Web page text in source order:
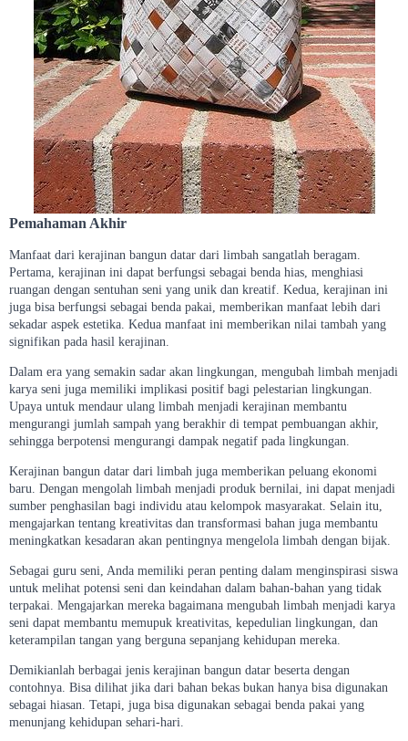
Pemahaman Akhir
Manfaat dari kerajinan bangun datar dari limbah sangatlah beragam.
Pertama, kerajinan ini dapat berfungsi sebagai benda hias, menghiasi
ruangan dengan sentuhan seni yang unik dan kreatif. Kedua, kerajinan ini
juga bisa berfungsi sebagai benda pakai, memberikan manfaat lebih dari
sekadar aspek estetika. Kedua manfaat ini memberikan nilai tambah yang
signifikan pada hasil kerajinan.
Dalam era yang semakin sadar akan lingkungan, mengubah limbah menjadi
karya seni juga memiliki implikasi positif bagi pelestarian lingkungan.
Upaya untuk mendaur ulang limbah menjadi kerajinan membantu
mengurangi jumlah sampah yang berakhir di tempat pembuangan akhir,
sehingga berpotensi mengurangi dampak negatif pada lingkungan.
Kerajinan bangun datar dari limbah juga memberikan peluang ekonomi
baru. Dengan mengolah limbah menjadi produk bernilai, ini dapat menjadi
sumber penghasilan bagi individu atau kelompok masyarakat. Selain itu,
mengajarkan tentang kreativitas dan transformasi bahan juga membantu
meningkatkan kesadaran akan pentingnya mengelola limbah dengan bijak.
Sebagai guru seni, Anda memiliki peran penting dalam menginspirasi siswa
untuk melihat potensi seni dan keindahan dalam bahan-bahan yang tidak
terpakai. Mengajarkan mereka bagaimana mengubah limbah menjadi karya
seni dapat membantu memupuk kreativitas, kepedulian lingkungan, dan
keterampilan tangan yang berguna sepanjang kehidupan mereka.
Demikianlah berbagai jenis kerajinan bangun datar beserta dengan
contohnya. Bisa dilihat jika dari bahan bekas bukan hanya bisa digunakan
sebagai hiasan. Tetapi, juga bisa digunakan sebagai benda pakai yang
menunjang kehidupan sehari-hari.